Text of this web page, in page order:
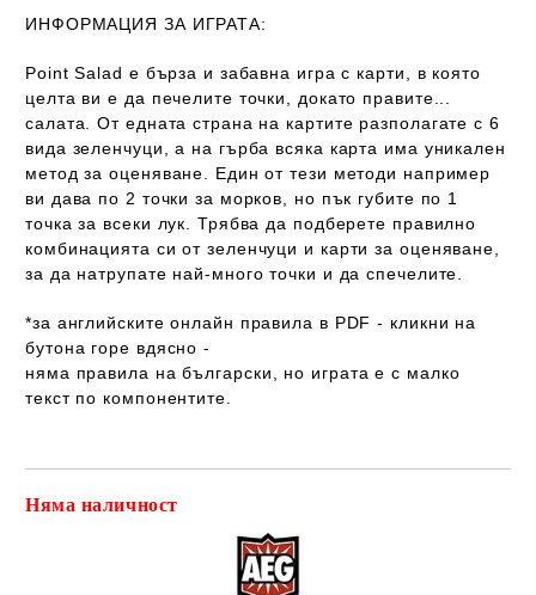
ИНФОРМАЦИЯ ЗА ИГРАТА:
Point Salad е бърза и забавна игра с карти, в която
целта ви е да печелите точки, докато правите...
салата. От едната страна на картите разполагате с 6
вида зеленчуци, а на гърба всяка карта има уникален
метод за оценяване. Един от тези методи например
ви дава по 2 точки за морков, но пък губите по 1
точка за всеки лук. Трябва да подберете правилно
комбинацията си от зеленчуци и карти за оценяване,
за да натрупате най-много точки и да спечелите.
*за английските онлайн правила в PDF - кликни на
бутона горе вдясно -
няма правила на български , но играта е с малко
текст по компонентите.
Няма наличност